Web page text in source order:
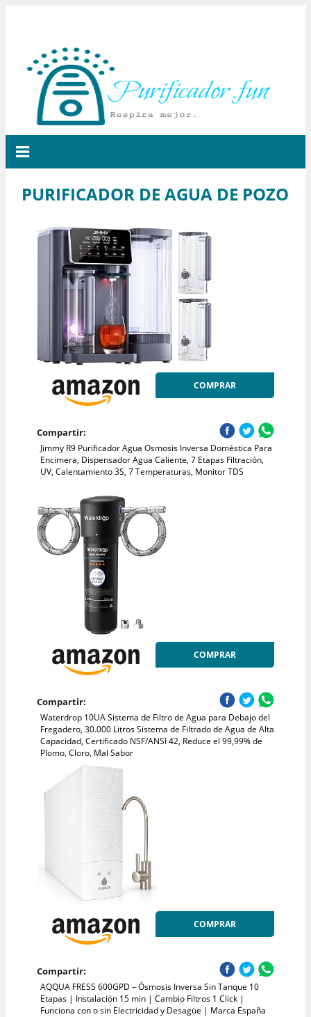
PURIFICADOR DE AGUA DE POZO
COMPRAR
Compartir:
Jimmy R9 Purificador Agua Osmosis Inversa Doméstica Para
Encimera, Dispensador Agua Caliente, 7 Etapas Filtración,
UV, Calentamiento 3S, 7 Temperaturas, Monitor TDS
COMPRAR
Compartir:
Waterdrop 10UA Sistema de Filtro de Agua para Debajo del
Fregadero, 30.000 Litros Sistema de Filtrado de Agua de Alta
Capacidad, Certificado NSF/ANSI 42, Reduce el 99,99% de
Plomo, Cloro, Mal Sabor
COMPRAR
Compartir:
AQQUA FRESS 600GPD – Ósmosis Inversa Sin Tanque 10
Etapas | Instalación 15 min | Cambio Filtros 1 Click |
Funciona con o sin Electricidad y Desagüe | Marca España